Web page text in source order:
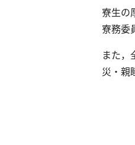
寮生の
寮務委
また，
災・親